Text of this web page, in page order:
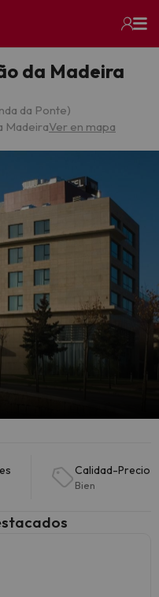
da Madeira
da Ponte)
MadeiraVer en mapa
Calidad-Precio
Bien